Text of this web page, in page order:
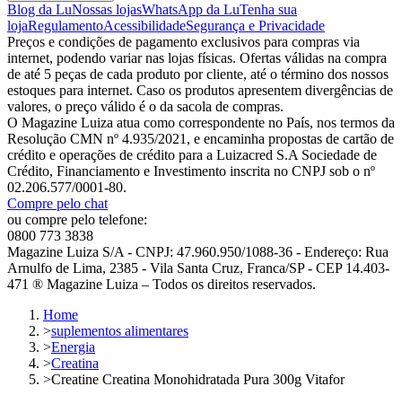
Blog da LuNossas lojasWhatsApp da LuTenha sua
lojaRegulamentoAcessibilidadeSegurança e Privacidade
Preços e condições de pagamento exclusivos para compras via
internet, podendo variar nas lojas físicas. Ofertas válidas na compra
de até 5 peças de cada produto por cliente, até o término dos nossos
estoques para internet. Caso os produtos apresentem divergências de
valores, o preço válido é o da sacola de compras.
O Magazine Luiza atua como correspondente no País, nos termos da
Resolução CMN nº 4.935/2021, e encaminha propostas de cartão de
crédito e operações de crédito para a Luizacred S.A Sociedade de
Crédito, Financiamento e Investimento inscrita no CNPJ sob o nº
02.206.577/0001-80.
Compre pelo chat
ou compre pelo telefone:
0800 773 3838
Magazine Luiza S/A - CNPJ: 47.960.950/1088-36 - Endereço: Rua
Arnulfo de Lima, 2385 - Vila Santa Cruz, Franca/SP - CEP 14.403-
471 ® Magazine Luiza – Todos os direitos reservados.
Home
>suplementos alimentares
>Energia
>Creatina
>Creatine Creatina Monohidratada Pura 300g Vitafor